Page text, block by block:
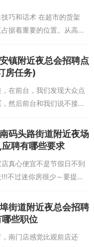
巧和话术 在超市的货架
据着重要的位置。从高端
，种类繁多，如何有效地
销售额，是每位销售人员
文将分享...
镇附近夜总会招聘点
房任务)
前台，我们发现大众点
然后前台和我们说不接受
我们出门左拐团购好再来
应许我们团购了，但态度就
了，出去消...
码头路街道附近夜场
聘有哪些要求
心便宜不是节假日不到
不过迷你房很少～要提前
音效吧一般般吧～隔音效
的房间唱的歌～去洗手间
间房的歌...
街道附近夜总会招聘
些职位
南门店感觉比观前店还